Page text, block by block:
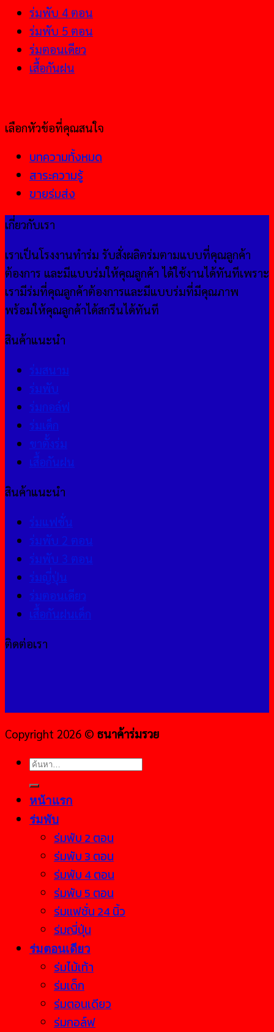
ร่มพับ 4 ตอน
ร่มพับ 5 ตอน
ร่มตอนเดียว
เสื้อกันฝน
เลือกหัวข้อที่คุณสนใจ
บทความทั้งหมด
สาระความรู้
ขายร่มส่ง
เกี่ยวกับเรา
เราเป็นโรงงานทำร่ม รับสั่งผลิตร่มตามแบบที่คุณลูกค้า
ต้องการ และมีแบบร่มให้คุณลูกค้า ได้ใช้งานได้ทันทีเพราะ
เรามีร่มที่คุณลูกค้าต้องการและมีแบบร่มที่มีคุณภาพ
พร้อมให้คุณลูกค้าได้สกรีนได้ทันที
สินค้าแนะนำ
ร่มสนาม
ร่มพับ
ร่มกอล์ฟ
ร่มเด็ก
ขาตั้งร่ม
เสื้อกันฝน
สินค้าแนะนำ
ร่มแฟชั่น
ร่มพับ 2 ตอน
ร่มพับ 3 ตอน
ร่มญี่ปุ่น
ร่มตอนเดียว
เสื้อกันฝนเด็ก
ติดต่อเรา
Copyright 2026 © ธนาค้าร่มรวย
ค้นหา:
หน้าแรก
ร่มพับ
ร่มพับ 2 ตอน
ร่มพับ 3 ตอน
ร่มพับ 4 ตอน
ร่มพับ 5 ตอน
ร่มแฟชั่น 24 นิ้ว
ร่มญี่ปุ่น
ร่มตอนเดียว
ร่มไม้เท้า
ร่มเด็ก
ร่มตอนเดียว
ร่มกอล์ฟ